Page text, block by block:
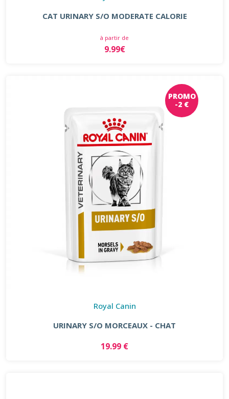
CAT URINARY S/O MODERATE CALORIE
à partir de
9.99€
PROMO
-2 €
Royal Canin
URINARY S/O MORCEAUX - CHAT
19.99 €